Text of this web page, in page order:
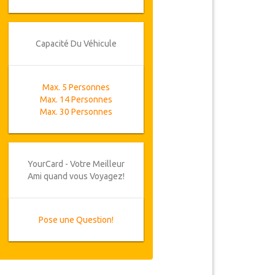
Capacité Du Véhicule
Max. 5 Personnes
Max. 14 Personnes
Max. 30 Personnes
YourCard - Votre Meilleur
Ami quand vous Voyagez!
Pose une Question!